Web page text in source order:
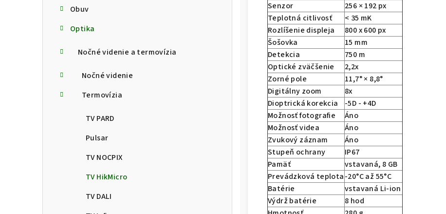
Obuv
Optika
Nočné videnie a termovízia
Nočné videnie
Termovízia
TV PARD
Pulsar
TV NOCPIX
TV HikMicro
TV DALI
Senzor
256 × 192 px
Teplotná citlivosť
< 35 mK
Rozlíšenie displeja
800 x 600 px
Šošovka
15 mm
Detekcia
750 m
Optické zväčšenie
2,2x
Zorné pole
11,7° × 8,8°
Digitálny zoom
8x
Dioptrická korekcia
-5D - +4D
Možnosť fotografie
Áno
Možnosť videa
Áno
Zvukový záznam
Áno
Stupeň ochrany
IP67
Pamäť
vstavaná, 8 GB
Prevádzková teplota-20°C až 55°C
Batérie
vstavaná Li-ion
Výdrž batérie
8 hod